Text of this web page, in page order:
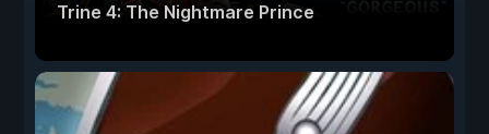
Trine 4: The Nightmare Prince